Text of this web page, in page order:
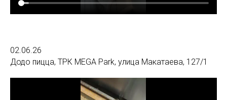
02.06.26
Додо пицца, ТРК MEGA Park, улица Макатаева, 127/1